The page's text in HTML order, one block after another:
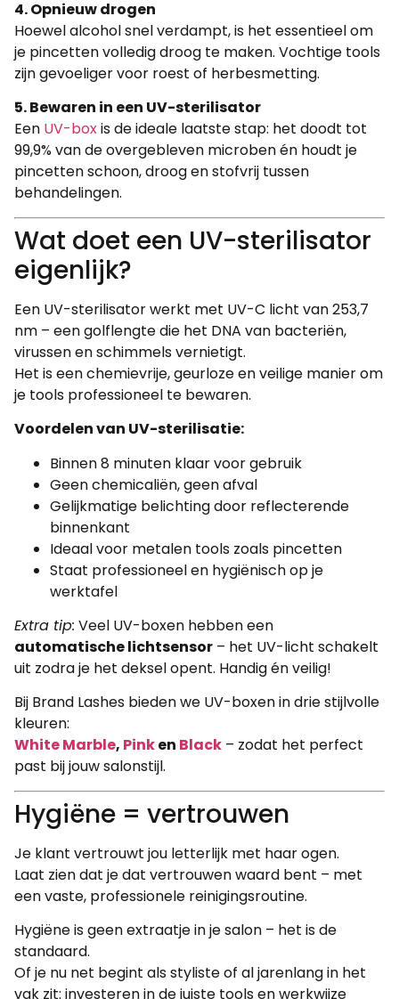
4. Opnieuw drogen
Hoewel alcohol snel verdampt, is het essentieel om
je pincetten volledig droog te maken. Vochtige tools
zijn gevoeliger voor roest of herbesmetting.
5. Bewaren in een UV-sterilisator
Een UV-boxis de ideale laatste stap: het doodt tot
99,9% van de overgebleven microben én houdt je
pincetten schoon, droog en stofvrij tussen
behandelingen.
Wat doet een UV-sterilisator
eigenlijk?
Een UV-sterilisator werkt met UV-C licht van 253,7
nm – een golflengte die het DNA van bacteriën,
virussen en schimmels vernietigt.
Het is een chemievrije, geurloze en veilige manier om
je tools professioneel te bewaren.
Voordelen van UV-sterilisatie:
Binnen 8 minuten klaar voor gebruik
Geen chemicaliën, geen afval
Gelijkmatige belichting door reflecterende
binnenkant
Ideaal voor metalen tools zoals pincetten
Staat professioneel en hygiënisch op je
werktafel
Extra tip: Veel UV-boxen hebben een
automatische lichtsensor – het UV-licht schakelt
uit zodra je het deksel opent. Handig én veilig!
Bij Brand Lashes bieden we UV-boxen in drie stijlvolle
kleuren:
White Marble, Pinken Black – zodat het perfect
past bij jouw salonstijl.
Hygiëne = vertrouwen
Je klant vertrouwt jou letterlijk met haar ogen.
Laat zien dat je dat vertrouwen waard bent – met
een vaste, professionele reinigingsroutine.
Hygiëne is geen extraatje in je salon – het is de
standaard.
Of je nu net begint als styliste of al jarenlang in het
vak zit: investeren in de juiste tools en werkwijze